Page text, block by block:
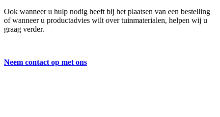
Ook wanneer u hulp nodig heeft bij het plaatsen van een bestelling
of wanneer u productadvies wilt over tuinmaterialen, helpen wij u
graag verder.
Neem contact op met ons